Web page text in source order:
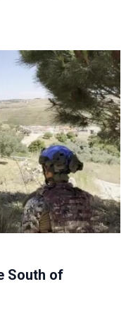
South of